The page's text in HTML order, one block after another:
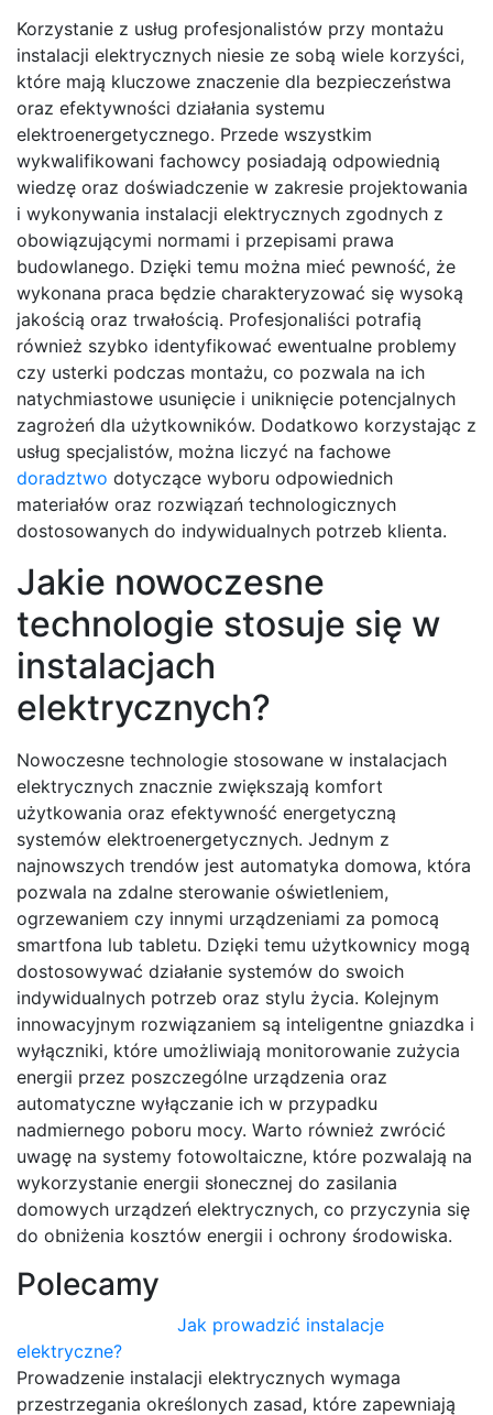
Korzystanie z usług profesjonalistów przy montażu
instalacji elektrycznych niesie ze sobą wiele korzyści,
które mają kluczowe znaczenie dla bezpieczeństwa
oraz efektywności działania systemu
elektroenergetycznego. Przede wszystkim
wykwalifikowani fachowcy posiadają odpowiednią
wiedzę oraz doświadczenie w zakresie projektowania
i wykonywania instalacji elektrycznych zgodnych z
obowiązującymi normami i przepisami prawa
budowlanego. Dzięki temu można mieć pewność, że
wykonana praca będzie charakteryzować się wysoką
jakością oraz trwałością. Profesjonaliści potrafią
również szybko identyfikować ewentualne problemy
czy usterki podczas montażu, co pozwala na ich
natychmiastowe usunięcie i uniknięcie potencjalnych
zagrożeń dla użytkowników. Dodatkowo korzystając z
usług specjalistów, można liczyć na fachowe
doradztwo dotyczące wyboru odpowiednich
materiałów oraz rozwiązań technologicznych
dostosowanych do indywidualnych potrzeb klienta.
Jakie nowoczesne
technologie stosuje się w
instalacjach
elektrycznych?
Nowoczesne technologie stosowane w instalacjach
elektrycznych znacznie zwiększają komfort
użytkowania oraz efektywność energetyczną
systemów elektroenergetycznych. Jednym z
najnowszych trendów jest automatyka domowa, która
pozwala na zdalne sterowanie oświetleniem,
ogrzewaniem czy innymi urządzeniami za pomocą
smartfona lub tabletu. Dzięki temu użytkownicy mogą
dostosowywać działanie systemów do swoich
indywidualnych potrzeb oraz stylu życia. Kolejnym
innowacyjnym rozwiązaniem są inteligentne gniazdka i
wyłączniki, które umożliwiają monitorowanie zużycia
energii przez poszczególne urządzenia oraz
automatyczne wyłączanie ich w przypadku
nadmiernego poboru mocy. Warto również zwrócić
uwagę na systemy fotowoltaiczne, które pozwalają na
wykorzystanie energii słonecznej do zasilania
domowych urządzeń elektrycznych, co przyczynia się
do obniżenia kosztów energii i ochrony środowiska.
Polecamy
Jak prowadzić instalacje
elektryczne?
Prowadzenie instalacji elektrycznych wymaga
przestrzegania określonych zasad, które zapewniają